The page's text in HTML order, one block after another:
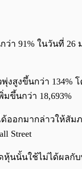
91% ในวันที่ 26
สูงขึ้นกว่า 134%
ขึ้นกว่า 18,693%
ด้ออกมากล่าวให้สั
Street
นนั้นใช้ไม่ได้ผลกับ